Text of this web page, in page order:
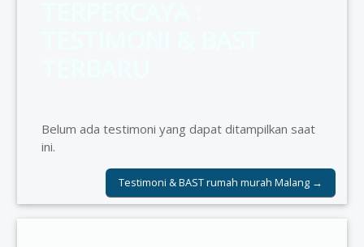
Belum ada testimoni yang dapat ditampilkan saat
ini.
Testimoni & BAST rumah murah Malang →